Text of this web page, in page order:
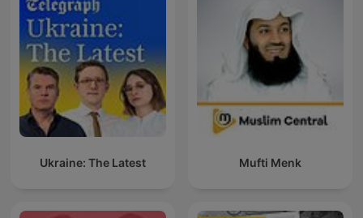
Ukraine: The Latest Mufti Menk